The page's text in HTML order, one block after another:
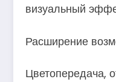
визуальный
Расширение
Цветопередача,